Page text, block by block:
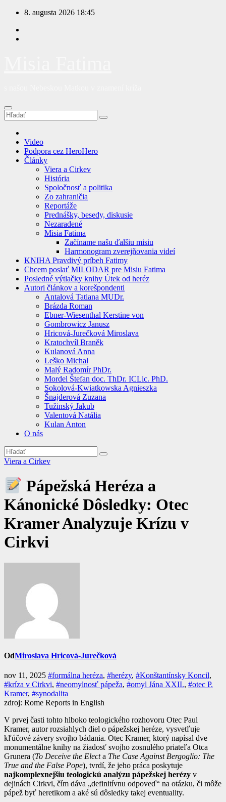
Prejsť
obsah
8. augusta 2026 18:45
Video
Podpora cez HeroHero
Články
Viera a Cirkev
História
Spoločnosť a politika
Zo zahraničia
Reportáže
Prednášky, besedy, diskusie
Nezaradené
Misia Fatima
Začíname našu ďalšiu misiu
Harmonogram zverejňovania videí
KNIHA Pravdivý príbeh Fatimy
Chcem poslať MILODAR pre Misiu Fatima
Posledné výtlačky knihy Útek od heréz
Autori článkov a korešpondenti
Antalová Tatiana MUDr.
Brázda Roman
Ebner-Wiesenthal Kerstine von
Gombrowicz Janusz
Hricová-Jurečková Miroslava
Kratochvíl Braněk
Kulanová Anna
Leško Michal
Malý Radomír PhDr.
Mordel Štefan doc. ThDr. ICLic. PhD.
Sokolová-Kwiatkowska Agnieszka
Šnajderová Zuzana
Tužinský Jakub
Valentová Natália
Kulan Anton
O nás
Viera a Cirkev
Pápežská Heréza a
Kánonické Dôsledky: Otec
Kramer Analyzuje Krízu v
Cirkvi
OdMiroslava Hricová-Jurečková
nov 11, 2025 #formálna heréza, #herézy, #Konštantínsky Koncil,
#kríza v Cirkvi, #neomylnosť pápeža, #omyl Jána XXII., #otec P.
Kramer, #synodalita
zdroj: Rome Reports in English
V prvej časti tohto hlboko teologického rozhovoru Otec Paul
Kramer, autor rozsiahlych diel o pápežskej heréze, vysvetľuje
kľúčové závery svojho bádania. Otec Kramer, ktorý napísal dve
monumentálne knihy na žiadosť svojho zosnulého priateľa Otca
Grunera (To Deceive the Electa The Case Against Bergoglio: The
True and the False Pope), tvrdí, že jeho práca poskytuje
najkomplexnejšiu teologickú analýzu pápežskej herézy v
dejinách Cirkvi, čím dáva „definitívnu odpoveď“ na otázku, či môže
pápež byť heretikom a aké sú dôsledky takej eventuality.